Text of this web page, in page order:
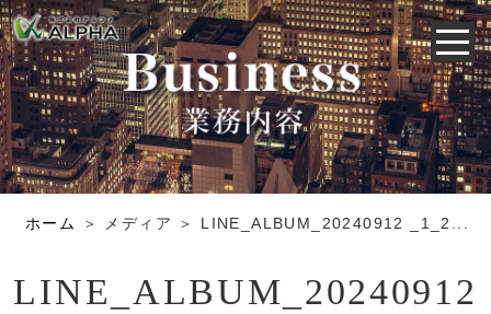
ホーム ＞ メディア ＞ LINE_ALBUM_20240912 _1_2...
LINE_ALBUM_20240912